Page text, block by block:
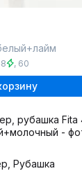
, 60
Рубашка